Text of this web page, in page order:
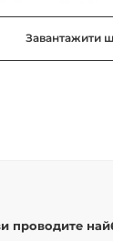
Завантажити
проводите